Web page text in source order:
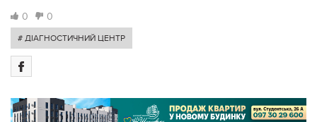
0 0
# ДІАГНОСТИЧНИЙ ЦЕНТР